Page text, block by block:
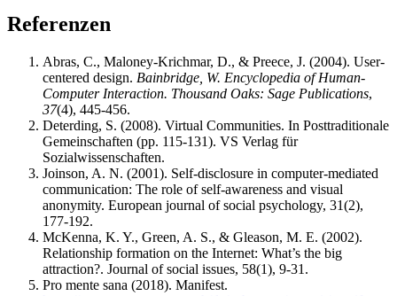
Referenzen
Abras, C., Maloney-Krichmar, D., & Preece, J. (2004). User-
centered design. Bainbridge, W. Encyclopedia of Human-
Computer Interaction. Thousand Oaks: Sage Publications,
37(4), 445-456.
Deterding, S. (2008). Virtual Communities. In Posttraditionale
Gemeinschaften (pp. 115-131). VS Verlag für
Sozialwissenschaften.
Joinson, A. N. (2001). Self‐disclosure in computer‐mediated
communication: The role of self‐awareness and visual
anonymity. European journal of social psychology, 31(2),
177-192.
McKenna, K. Y., Green, A. S., & Gleason, M. E. (2002).
Relationship formation on the Internet: What’s the big
attraction?. Journal of social issues, 58(1), 9-31.
Pro mente sana (2018). Manifest.